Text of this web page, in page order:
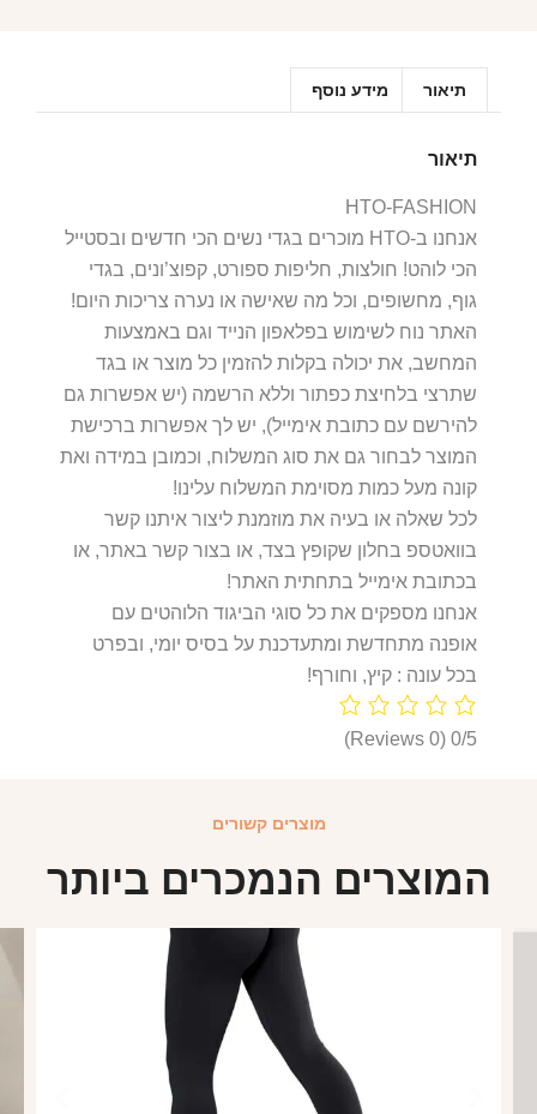
תיאור מידע נוסף
תיאור
HTO-FASHION
אנחנו ב-HTO מוכרים בגדי נשים הכי חדשים ובסטייל
הכי לוהט! חולצות, חליפות ספורט, קפוצ’ונים, בגדי
גוף, מחשופים, וכל מה שאישה או נערה צריכות היום!
האתר נוח לשימוש בפלאפון הנייד וגם באמצעות
המחשב, את יכולה בקלות להזמין כל מוצר או בגד
שתרצי בלחיצת כפתור וללא הרשמה (יש אפשרות גם
להירשם עם כתובת אימייל), יש לך אפשרות ברכישת
המוצר לבחור גם את סוג המשלוח, וכמובן במידה ואת
קונה מעל כמות מסוימת המשלוח עלינו!
לכל שאלה או בעיה את מוזמנת ליצור איתנו קשר
בוואטספ בחלון שקופץ בצד, או בצור קשר באתר, או
בכתובת אימייל בתחתית האתר!
אנחנו מספקים את כל סוגי הביגוד הלוהטים עם
אופנה מתחדשת ומתעדכנת על בסיס יומי, ובפרט
בכל עונה : קיץ, וחורף!
0/5
(0 Reviews)
מוצרים קשורים
המוצרים הנמכרים ביותר